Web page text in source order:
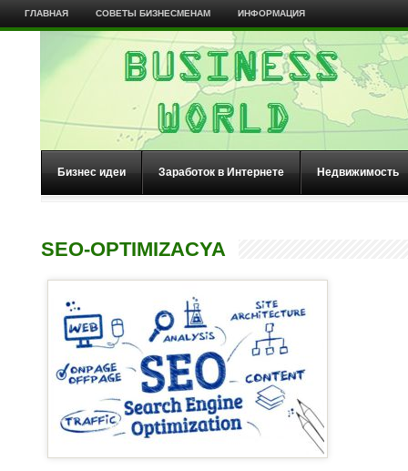
ГЛАВНАЯ СОВЕТЫ БИЗНЕСМЕНАМ ИНФОРМАЦИЯ
Бизнес идеи Заработок в Интернете Недвижимость
SEO-OPTIMIZACYA